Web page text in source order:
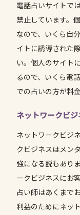
電話占いサイトで
禁止しています。
なので、いくら自
イトに誘導された
い。個人のサイト
るので、いくら電
での占いの方が料
ネットワークビ
ネットワークビジ
クビジネスはメン
強になる説もあり
ークビジネスにお
占い師はあくまで
利益のためにネッ